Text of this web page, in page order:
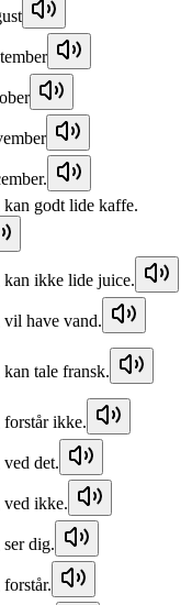
kan godt lide kaffe.
kan ikke lide juice.
vil have vand.
kan tale fransk.
forstår ikke.
ved det.
ved ikke.
ser dig.
forstår.